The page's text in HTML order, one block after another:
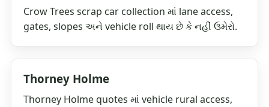
Crow Trees scrap car collection માં lane access,
gates, slopes અને vehicle roll થાય છે કે નહીં ઉમેરો.
Thorney Holme
Thorney Holme quotes માં vehicle rural access,